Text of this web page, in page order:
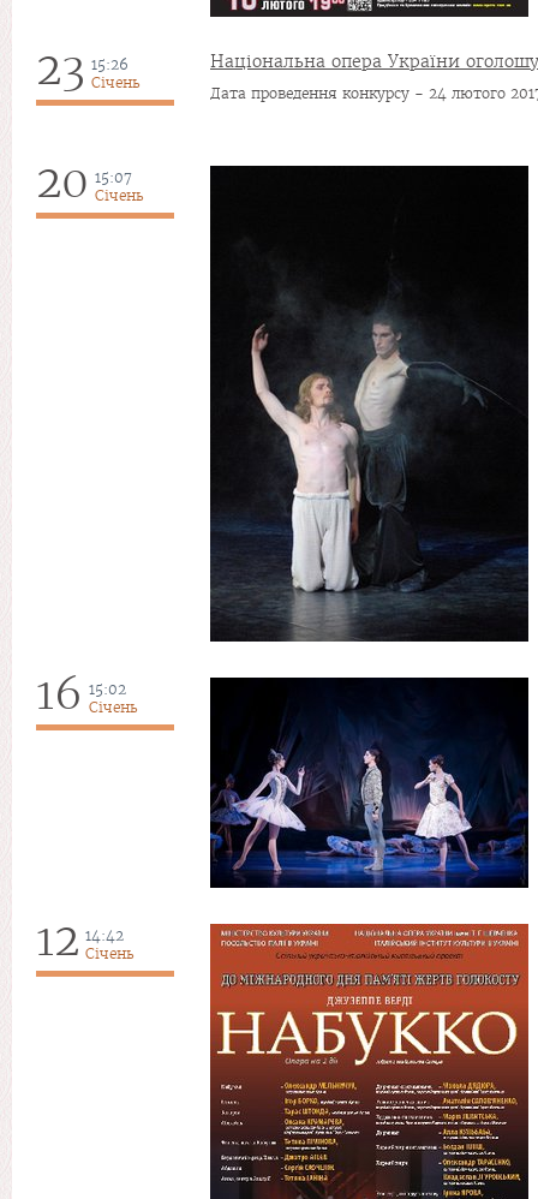
23 15:26
Січень
Національна опера України
Дата проведення конкурсу - 24 лютого
20 15:07
Січень
16 15:02
Січень
12 14:42
Січень